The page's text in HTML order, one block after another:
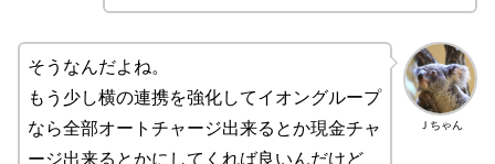
Ｊちゃん
そうなんだよね。
もう少し横の連携を強化してイオングループ
なら全部オートチャージ出来るとか現金チャ
ージ出来るとかにしてくれば良いんだけど